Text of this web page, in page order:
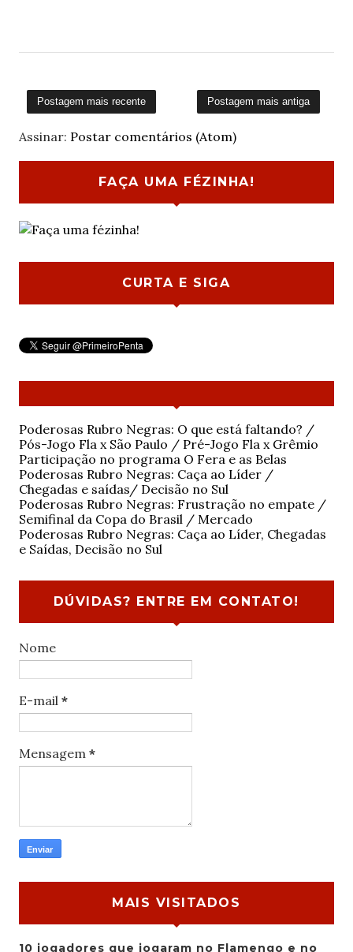
Postagem mais recente Postagem mais antiga
Assinar: Postar comentários (Atom)
FAÇA UMA FÉZINHA!
CURTA E SIGA
Poderosas Rubro Negras: O que está faltando? /
Pós-Jogo Fla x São Paulo / Pré-Jogo Fla x Grêmio
Participação no programa O Fera e as Belas
Poderosas Rubro Negras: Caça ao Líder /
Chegadas e saídas/ Decisão no Sul
Poderosas Rubro Negras: Frustração no empate /
Semifinal da Copa do Brasil / Mercado
Poderosas Rubro Negras: Caça ao Líder, Chegadas
e Saídas, Decisão no Sul
DÚVIDAS? ENTRE EM CONTATO!
Nome
E-mail *
Mensagem *
MAIS VISITADOS
10 jogadores que jogaram no Flamengo e no